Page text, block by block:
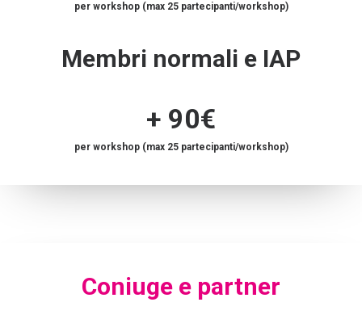
per workshop (max 25 partecipanti/workshop)
Membri normali e IAP
+ 90€
per workshop (max 25 partecipanti/workshop)
Coniuge e partner